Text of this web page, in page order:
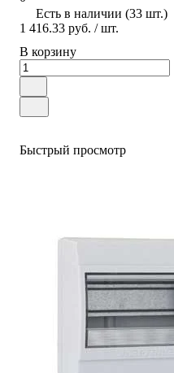
Есть в наличии (33 шт.)
1 416.33 руб. / шт.
В корзину
Быстрый просмотр